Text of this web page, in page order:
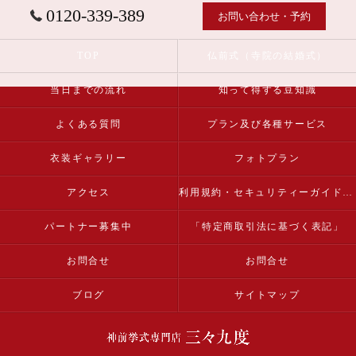
0120-339-389 お問い合わせ・予約
当日までの流れ 知って得する豆知識
よくある質問 プラン及び各種サービス
衣装ギャラリー フォトプラン
アクセス 利用規約・セキュリティーガイドライン
パートナー募集中 「特定商取引法に基づく表記」
お問合せ お問合せ
ブログ サイトマップ